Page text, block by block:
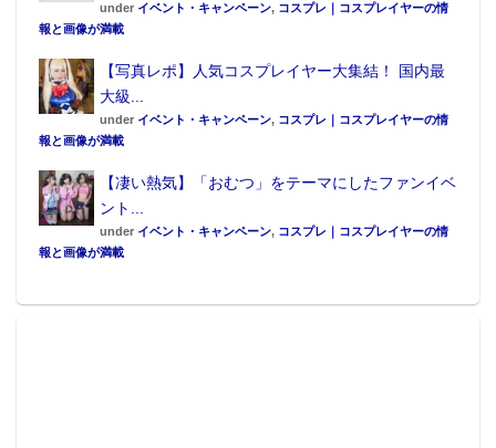
under イベント・キャンペーン, コスプレ｜コスプレイヤーの情
報と画像が満載
【写真レポ】人気コスプレイヤー大集結！ 国内最
大級...
under イベント・キャンペーン, コスプレ｜コスプレイヤーの情
報と画像が満載
【凄い熱気】「おむつ」をテーマにしたファンイベ
ント...
under イベント・キャンペーン, コスプレ｜コスプレイヤーの情
報と画像が満載